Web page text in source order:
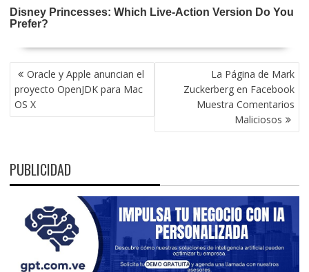
NAVEGACIÓN
DE
ENTRADAS
Oracle y Apple anuncian el
proyecto OpenJDK para Mac
OS X
La Página de Mark
Zuckerberg en Facebook
Muestra Comentarios
Maliciosos
PUBLICIDAD